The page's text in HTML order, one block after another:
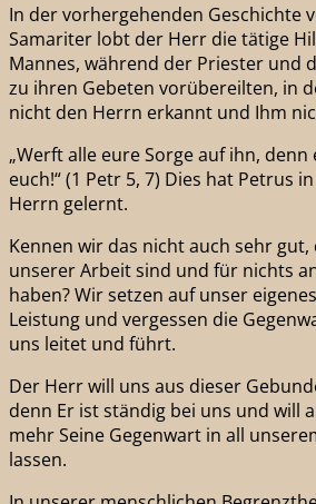
In der vorhergehenden Geschichte
Samariter lobt der Herr die tätige
Mannes, während der Priester und
zu ihren Gebeten vorübereilten, in
nicht den Herrn erkannt und Ihm
„Werft alle eure Sorge auf ihn,
euch!“ (1 Petr 5, 7) Dies hat Petrus
Herrn gelernt.
Kennen wir das nicht auch sehr gut,
unserer Arbeit sind und für nichts
haben? Wir setzen auf unser
Leistung und vergessen die
uns leitet und führt.
Der Herr will uns aus dieser
denn Er ist ständig bei uns und will
mehr Seine Gegenwart in all
lassen.